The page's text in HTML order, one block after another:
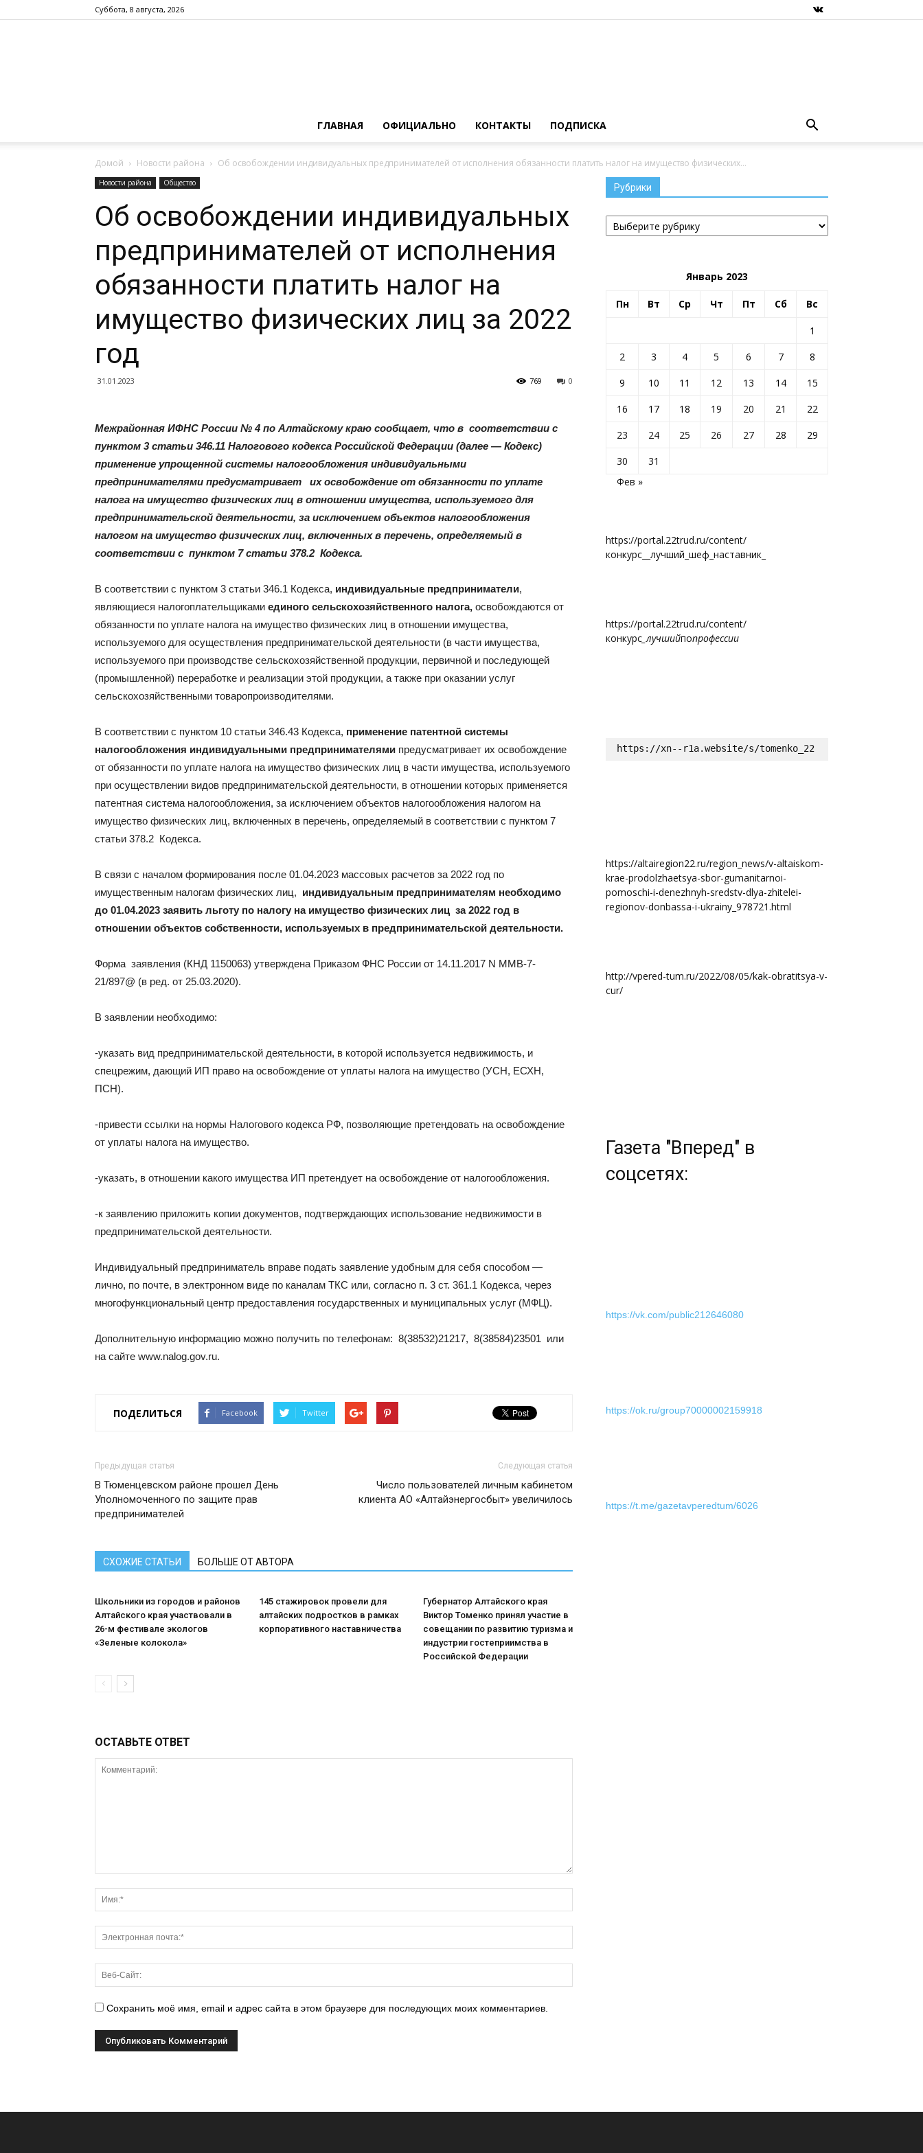
Суббота, 8 августа, 2026
газеты
|
район
ГЛАВНАЯ ОФИЦИАЛЬНО КОНТАКТЫ ПОДПИСКА
Домой Новости района Об освобождении индивидуальных предпринимателей от исполнения обязанности платить налог на имущество физических...
Новости района Общество
Об освобождении индивидуальных
предпринимателей от исполнения
обязанности платить налог на
имущество физических лиц за 2022
год
31.01.2023 0
769
Межрайонная ИФНС России № 4 по Алтайскому краю сообщает, что в соответствии с
пунктом 3 статьи 346.11 Налогового кодекса Российской Федерации (далее — Кодекс)
применение упрощенной системы налогообложения индивидуальными
предпринимателями предусматривает их освобождение от обязанности по уплате
налога на имущество физических лиц в отношении имущества, используемого для
предпринимательской деятельности, за исключением объектов налогообложения
налогом на имущество физических лиц, включенных в перечень, определяемый в
соответствии с пунктом 7 статьи 378.2 Кодекса.
В соответствии с пунктом 3 статьи 346.1 Кодекса, индивидуальные предприниматели,
являющиеся налогоплательщиками единого сельскохозяйственного налога, освобождаются от
обязанности по уплате налога на имущество физических лиц в отношении имущества,
используемого для осуществления предпринимательской деятельности (в части имущества,
используемого при производстве сельскохозяйственной продукции, первичной и последующей
(промышленной) переработке и реализации этой продукции, а также при оказании услуг
сельскохозяйственными товаропроизводителями.
В соответствии с пунктом 10 статьи 346.43 Кодекса, применение патентной системы
налогообложения индивидуальными предпринимателями предусматривает их освобождение
от обязанности по уплате налога на имущество физических лиц в части имущества, используемого
при осуществлении видов предпринимательской деятельности, в отношении которых применяется
патентная система налогообложения, за исключением объектов налогообложения налогом на
имущество физических лиц, включенных в перечень, определяемый в соответствии с пунктом 7
статьи 378.2 Кодекса.
В связи с началом формирования после 01.04.2023 массовых расчетов за 2022 год по
имущественным налогам физических лиц, индивидуальным предпринимателям необходимо
до 01.04.2023 заявить льготу по налогу на имущество физических лиц за 2022 год в
отношении объектов собственности, используемых в предпринимательской деятельности.
Форма заявления (КНД 1150063) утверждена Приказом ФНС России от 14.11.2017 N ММВ-7-
21/897@ (в ред. от 25.03.2020).
В заявлении необходимо:
-указать вид предпринимательской деятельности, в которой используется недвижимость, и
спецрежим, дающий ИП право на освобождение от уплаты налога на имущество (УСН, ЕСХН,
ПСН).
-привести ссылки на нормы Налогового кодекса РФ, позволяющие претендовать на освобождение
от уплаты налога на имущество.
-указать, в отношении какого имущества ИП претендует на освобождение от налогообложения.
-к заявлению приложить копии документов, подтверждающих использование недвижимости в
предпринимательской деятельности.
Индивидуальный предприниматель вправе подать заявление удобным для себя способом —
лично, по почте, в электронном виде по каналам ТКС или, согласно п. 3 ст. 361.1 Кодекса, через
многофункциональный центр предоставления государственных и муниципальных услуг (МФЦ).
Дополнительную информацию можно получить по телефонам: 8(38532)21217, 8(38584)23501 или
на сайте www.nalog.gov.ru.
ПОДЕЛИТЬСЯ Facebook Twitter
Предыдущая статья
В Тюменцевском районе прошел День
Уполномоченного по защите прав
предпринимателей
Следующая статья
Число пользователей личным кабинетом
клиента АО «Алтайэнергосбыт» увеличилось
СХОЖИЕ СТАТЬИ БОЛЬШЕ ОТ АВТОРА
Школьники из городов и районов
Алтайского края участвовали в
26-м фестивале экологов
«Зеленые колокола»
145 стажировок провели для
алтайских подростков в рамках
корпоративного наставничества
Губернатор Алтайского края
Виктор Томенко принял участие в
совещании по развитию туризма и
индустрии гостеприимства в
Российской Федерации
ОСТАВЬТЕ ОТВЕТ
Сохранить моё имя, email и адрес сайта в этом браузере для последующих моих комментариев.
Рубрики
Рубрики
Январь 2023
Пн Вт Ср Чт Пт Сб Вс
1
2
3 4 5 6 7
8
9
10 11 12 13 14
15
16
17 18 19 20 21
22
23
24 25 26 27 28
29
30
31
Фев »
https://portal.22trud.ru/content/
конкурс__лучший_шеф_наставник_
https://portal.22trud.ru/content/
конкурс _лучшийпопрофессии
https://xn--r1a.website/s/tomenko_22
https://altairegion22.ru/region_news/v-altaiskom-
krae-prodolzhaetsya-sbor-gumanitarnoi-
pomoschi-i-denezhnyh-sredstv-dlya-zhitelei-
regionov-donbassa-i-ukrainy_978721.html
http://vpered-tum.ru/2022/08/05/kak-obratitsya-v-
cur/
Газета "Вперед" в
соцсетях:
https://vk.com/public212646080
https://ok.ru/group70000002159918
https://t.me/gazetavperedtum/6026